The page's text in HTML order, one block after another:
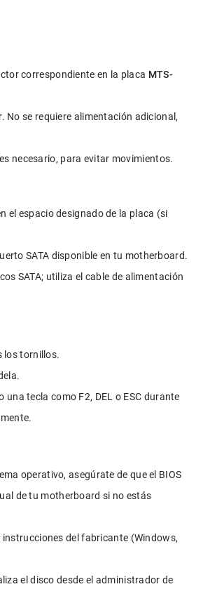
correspondiente en la placa MTS-
No se requiere alimentación adicional,
necesario, para evitar movimientos.
el espacio designado de la placa (si
SATA disponible en tu motherboard.
SATA; utiliza el cable de alimentación
los tornillos.
tecla como F2, DEL o ESC durante
operativo, asegúrate de que el BIOS
de tu motherboard si no estás
del fabricante (Windows,
el disco desde el administrador de